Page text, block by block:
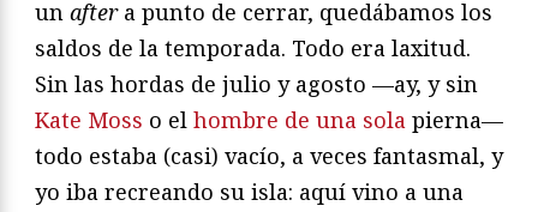
un after a punto de cerrar, quedábamos los
saldos de la temporada. Todo era laxitud.
Sin las hordas de julio y agosto —ay, y sin
Kate Moss o el hombre de una sola pierna—
todo estaba (casi) vacío, a veces fantasmal, y
yo iba recreando su isla: aquí vino a una